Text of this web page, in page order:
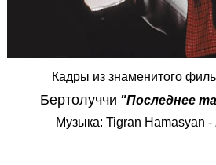
Кадры из знаменитого
Бертолуччи "Последнее
Музыка: Tigran Hamasyan -